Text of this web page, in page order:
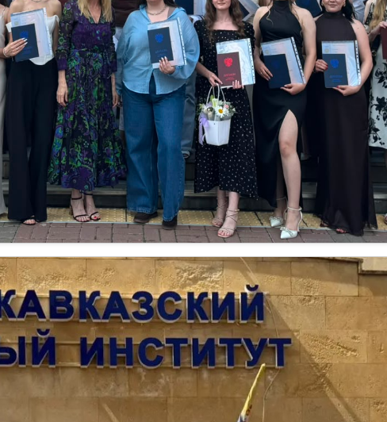
юридического факультета с получением дипломов!
Кавказского социального института состоялось вручение
и магистратуры юридического факультета СКСИ.